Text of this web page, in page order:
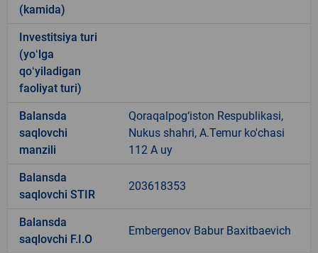
(kamida)
Investitsiya turi
(yoʻlga
qoʻyiladigan
faoliyat turi)
Balansda
saqlovchi
manzili
Qoraqalpog‘iston Respublikasi,
Nukus shahri, A.Temur ko'chasi
112 A uy
Balansda
saqlovchi STIR
203618353
Balansda
saqlovchi F.I.O
Embergenov Babur Baxitbaevich